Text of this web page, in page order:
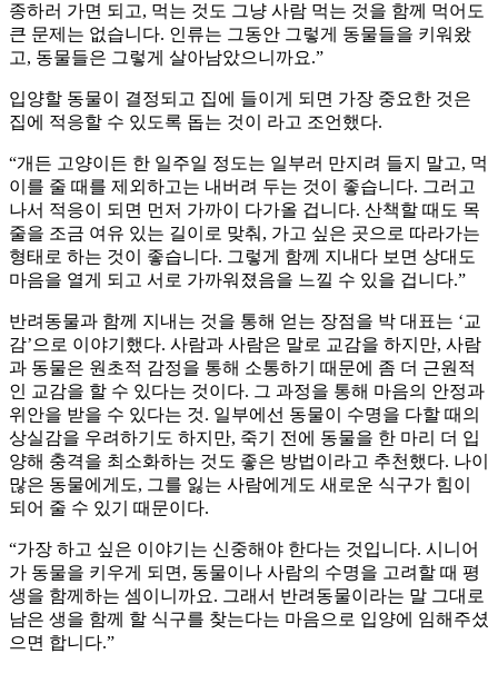
종하러 가면 되고, 먹는 것도 그냥 사람 먹는 것을 함께 먹어도
큰 문제는 없습니다. 인류는 그동안 그렇게 동물들을 키워왔
고, 동물들은 그렇게 살아남았으니까요.”
입양할 동물이 결정되고 집에 들이게 되면 가장 중요한 것은
집에 적응할 수 있도록 돕는 것이 라고 조언했다.
“개든 고양이든 한 일주일 정도는 일부러 만지려 들지 말고, 먹
이를 줄 때를 제외하고는 내버려 두는 것이 좋습니다. 그러고
나서 적응이 되면 먼저 가까이 다가올 겁니다. 산책할 때도 목
줄을 조금 여유 있는 길이로 맞춰, 가고 싶은 곳으로 따라가는
형태로 하는 것이 좋습니다. 그렇게 함께 지내다 보면 상대도
마음을 열게 되고 서로 가까워졌음을 느낄 수 있을 겁니다.”
반려동물과 함께 지내는 것을 통해 얻는 장점을 박 대표는 ‘교
감’으로 이야기했다. 사람과 사람은 말로 교감을 하지만, 사람
과 동물은 원초적 감정을 통해 소통하기 때문에 좀 더 근원적
인 교감을 할 수 있다는 것이다. 그 과정을 통해 마음의 안정과
위안을 받을 수 있다는 것. 일부에선 동물이 수명을 다할 때의
상실감을 우려하기도 하지만, 죽기 전에 동물을 한 마리 더 입
양해 충격을 최소화하는 것도 좋은 방법이라고 추천했다. 나이
많은 동물에게도, 그를 잃는 사람에게도 새로운 식구가 힘이
되어 줄 수 있기 때문이다.
“가장 하고 싶은 이야기는 신중해야 한다는 것입니다. 시니어
가 동물을 키우게 되면, 동물이나 사람의 수명을 고려할 때 평
생을 함께하는 셈이니까요. 그래서 반려동물이라는 말 그대로
남은 생을 함께 할 식구를 찾는다는 마음으로 입양에 임해주셨
으면 합니다.”